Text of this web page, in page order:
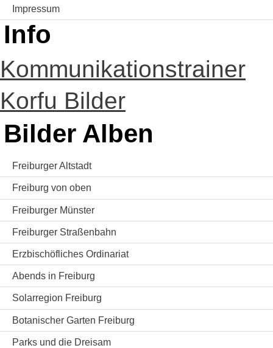
Impressum
Info
Kommunikationstrainer
Korfu Bilder
Bilder Alben
Freiburger Altstadt
Freiburg von oben
Freiburger Münster
Freiburger Straßenbahn
Erzbischöfliches Ordinariat
Abends in Freiburg
Solarregion Freiburg
Botanischer Garten Freiburg
Parks und die Dreisam